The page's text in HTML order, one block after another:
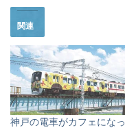
関連
神戸の電車がカフェになっ